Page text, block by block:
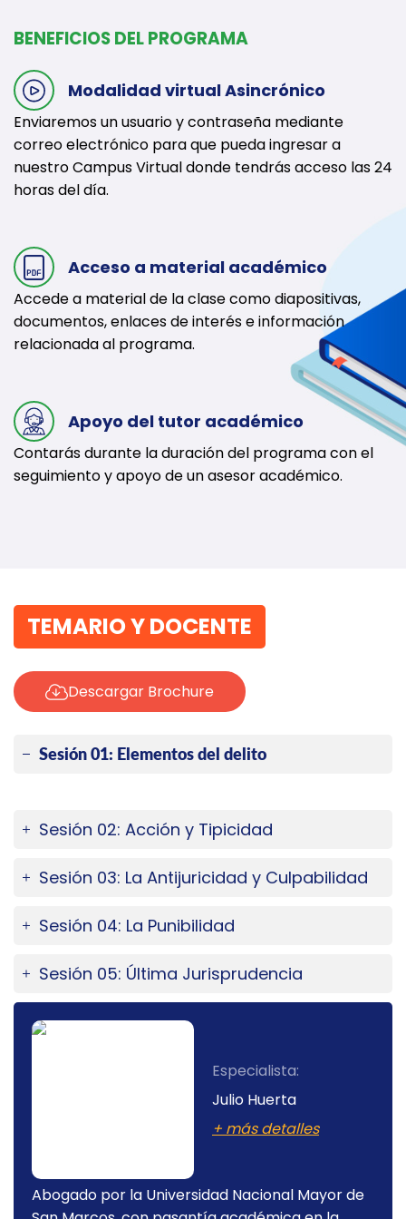
BENEFICIOS DEL PROGRAMA
Modalidad virtual Asincrónico
Enviaremos un usuario y contraseña mediante
correo electrónico para que pueda ingresar a
nuestro Campus Virtual donde tendrás acceso las 24
horas del día.
Acceso a material académico
Accede a material de la clase como diapositivas,
documentos, enlaces de interés e información
relacionada al programa.
Apoyo del tutor académico
Contarás durante la duración del programa con el
seguimiento y apoyo de un asesor académico.
TEMARIO Y DOCENTE
Descargar Brochure
Sesión 01: Elementos del delito
Sesión 02: Acción y Tipicidad
Sesión 03: La Antijuricidad y Culpabilidad
Sesión 04: La Punibilidad
Sesión 05: Última Jurisprudencia
Especialista:
Ceveriano Calderón
Cerna
+ más detalles
Abogado por la universidad nacional mayor de